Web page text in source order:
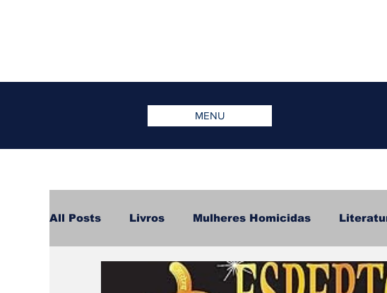
MENU
All Posts Livros Mulheres Homicidas
Eventos dicas Literatura